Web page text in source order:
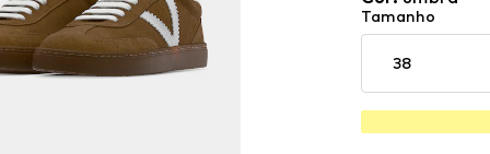
Tamanho
38